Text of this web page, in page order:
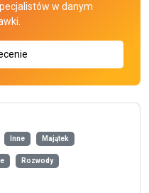
w danym
Inne Majątek
Rozwody